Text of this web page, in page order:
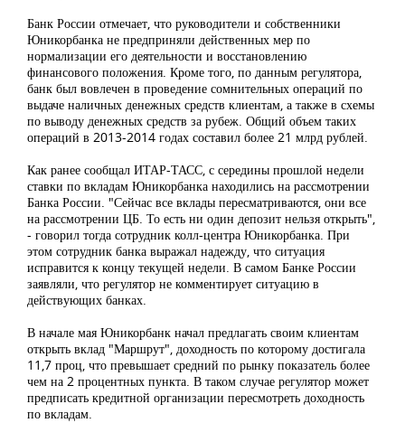
Банк России отмечает, что руководители и собственники
Юникорбанка не предприняли действенных мер по
нормализации его деятельности и восстановлению
финансового положения. Кроме того, по данным регулятора,
банк был вовлечен в проведение сомнительных операций по
выдаче наличных денежных средств клиентам, а также в схемы
по выводу денежных средств за рубеж. Общий объем таких
операций в 2013-2014 годах составил более 21 млрд рублей.
Как ранее сообщал ИТАР-ТАСС, с середины прошлой недели
ставки по вкладам Юникорбанка находились на рассмотрении
Банка России. "Сейчас все вклады пересматриваются, они все
на рассмотрении ЦБ. То есть ни один депозит нельзя открыть",
- говорил тогда сотрудник колл-центра Юникорбанка. При
этом сотрудник банка выражал надежду, что ситуация
исправится к концу текущей недели. В самом Банке России
заявляли, что регулятор не комментирует ситуацию в
действующих банках.
В начале мая Юникорбанк начал предлагать своим клиентам
открыть вклад "Маршрут", доходность по которому достигала
11,7 проц, что превышает средний по рынку показатель более
чем на 2 процентных пункта. В таком случае регулятор может
предписать кредитной организации пересмотреть доходность
по вкладам.